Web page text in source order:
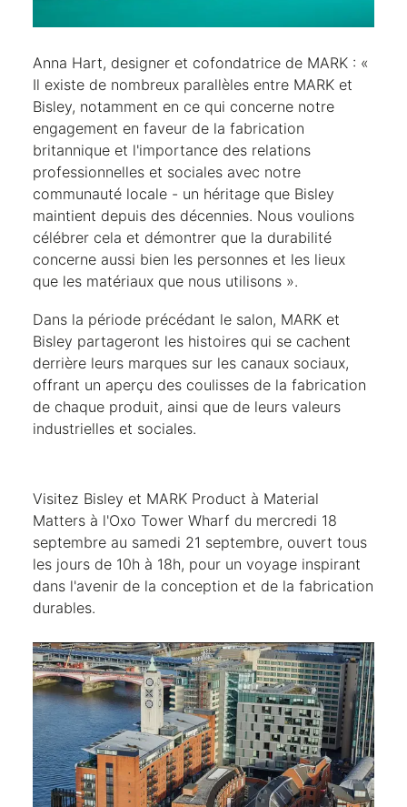
Anna Hart, designer et cofondatrice de MARK : «
Il existe de nombreux parallèles entre MARK et
Bisley, notamment en ce qui concerne notre
engagement en faveur de la fabrication
britannique et l'importance des relations
professionnelles et sociales avec notre
communauté locale - un héritage que Bisley
maintient depuis des décennies. Nous voulions
célébrer cela et démontrer que la durabilité
concerne aussi bien les personnes et les lieux
que les matériaux que nous utilisons ».
Dans la période précédant le salon, MARK et
Bisley partageront les histoires qui se cachent
derrière leurs marques sur les canaux sociaux,
offrant un aperçu des coulisses de la fabrication
de chaque produit, ainsi que de leurs valeurs
industrielles et sociales.
Visitez Bisley et MARK Product à Material
Matters à l'Oxo Tower Wharf du mercredi 18
septembre au samedi 21 septembre, ouvert tous
les jours de 10h à 18h, pour un voyage inspirant
dans l'avenir de la conception et de la fabrication
durables.